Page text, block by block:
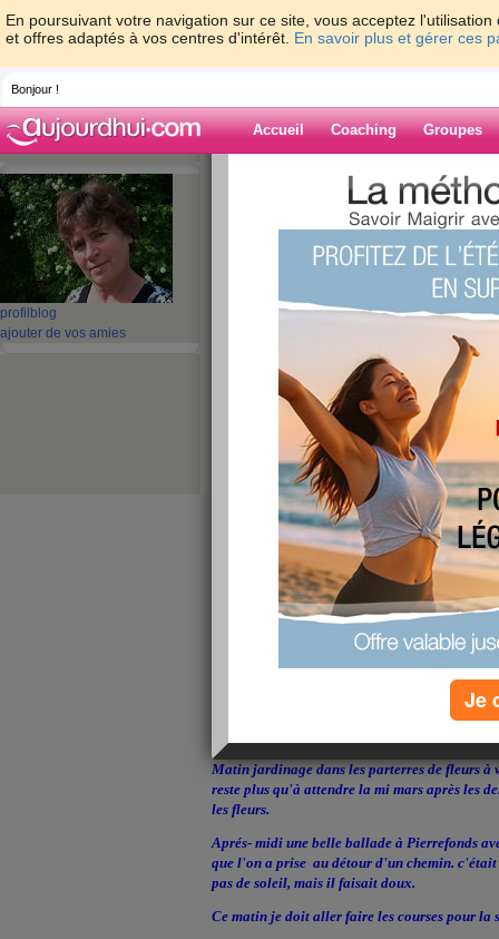
En poursuivant votre navigation sur ce site, vous acceptez
et offres adaptés à vos centres d'intérêt. En savoir plus et gérer ces
Bonjour !
Accueil Coaching Groupes
profil blog
ajouter de vos amies
> > une
Blog de
une semaine qui
Matin jardinage dans les parterres de fleurs
reste plus qu'à attendre la mi mars après les
les fleurs.
Aprés- midi une belle ballade à Pierrefonds
que l'on a prise au détour d'un chemin.
pas de soleil, mais il faisait doux.
Ce matin je doit aller faire les courses pour la
Je